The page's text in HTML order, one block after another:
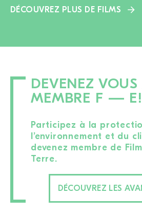
DÉCOUVREZ PLUS DE FILMS
DEVENEZ VOUS
MEMBRE F — E!
Participez à la
l’environnement et du
devenez membre de
Terre.
DÉCOUVREZ LES